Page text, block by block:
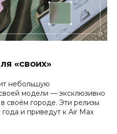
«своих»
небольшую
модели — эксклюзивно
своём городе. Эти релизы
и приведут к Air Max